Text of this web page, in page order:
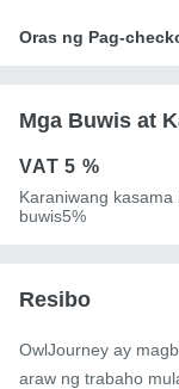
Oras ng Pag-
Mga Buwis at
VAT5 %
Karaniwang
buwis5%
Resibo
OwlJourney ay
araw ng trabaho